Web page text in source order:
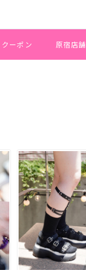
クーポン 原宿店舗